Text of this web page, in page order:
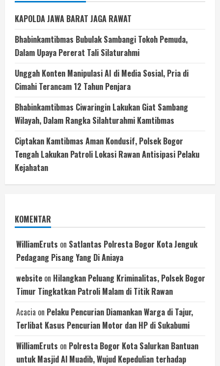
KAPOLDA JAWA BARAT JAGA RAWAT
Bhabinkamtibmas Bubulak Sambangi Tokoh Pemuda,
Dalam Upaya Pererat Tali Silaturahmi
Unggah Konten Manipulasi AI di Media Sosial, Pria di
Cimahi Terancam 12 Tahun Penjara
Bhabinkamtibmas Ciwaringin Lakukan Giat Sambang
Wilayah, Dalam Rangka Silahturahmi Kamtibmas
Ciptakan Kamtibmas Aman Kondusif, Polsek Bogor
Tengah Lakukan Patroli Lokasi Rawan Antisipasi Pelaku
Kejahatan
KOMENTAR
WilliamEruts on Satlantas Polresta Bogor Kota Jenguk
Pedagang Pisang Yang Di Aniaya
website on Hilangkan Peluang Kriminalitas, Polsek Bogor
Timur Tingkatkan Patroli Malam di Titik Rawan
Acacia on Pelaku Pencurian Diamankan Warga di Tajur,
Terlibat Kasus Pencurian Motor dan HP di Sukabumi
WilliamEruts on Polresta Bogor Kota Salurkan Bantuan
untuk Masjid Al Muadib, Wujud Kepedulian terhadap